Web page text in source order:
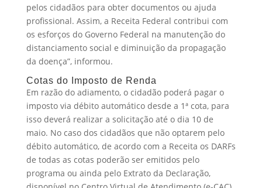
pelos cidadãos para obter documentos ou ajuda
profissional. Assim, a Receita Federal contribui com
os esforços do Governo Federal na manutenção do
distanciamento social e diminuição da propagação
da doença”, informou.
Cotas do Imposto de Renda
Em razão do adiamento, o cidadão poderá pagar o
imposto via débito automático desde a 1ª cota, para
isso deverá realizar a solicitação até o dia 10 de
maio. No caso dos cidadãos que não optarem pelo
débito automático, de acordo com a Receita os DARFs
de todas as cotas poderão ser emitidos pelo
programa ou ainda pelo Extrato da Declaração,